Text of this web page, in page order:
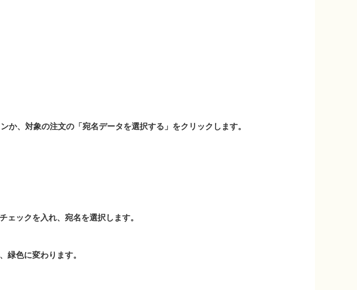
か、対象の注文の「宛名データを選択する」をクリックします。
ェックを入れ、宛名を選択します。
色に変わります。